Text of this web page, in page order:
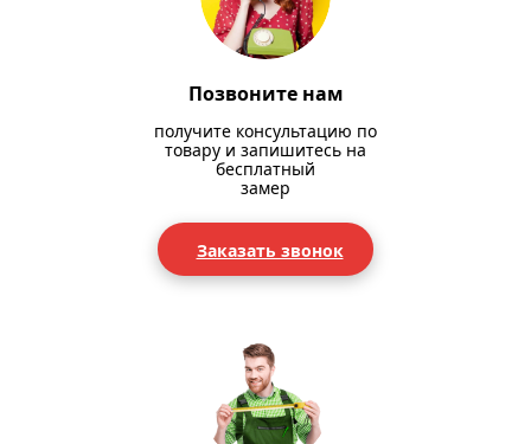
Позвоните нам
получите консультацию по
товару и запишитесь на
бесплатный
замер
Заказать звонок